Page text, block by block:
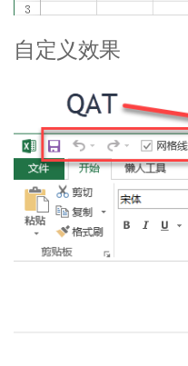
自定义效果